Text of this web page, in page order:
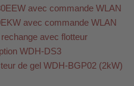
avec commande WLAN
avec commande WLAN
avec flotteur
WDH-DS3
de gel WDH-BGP02 (2kW)